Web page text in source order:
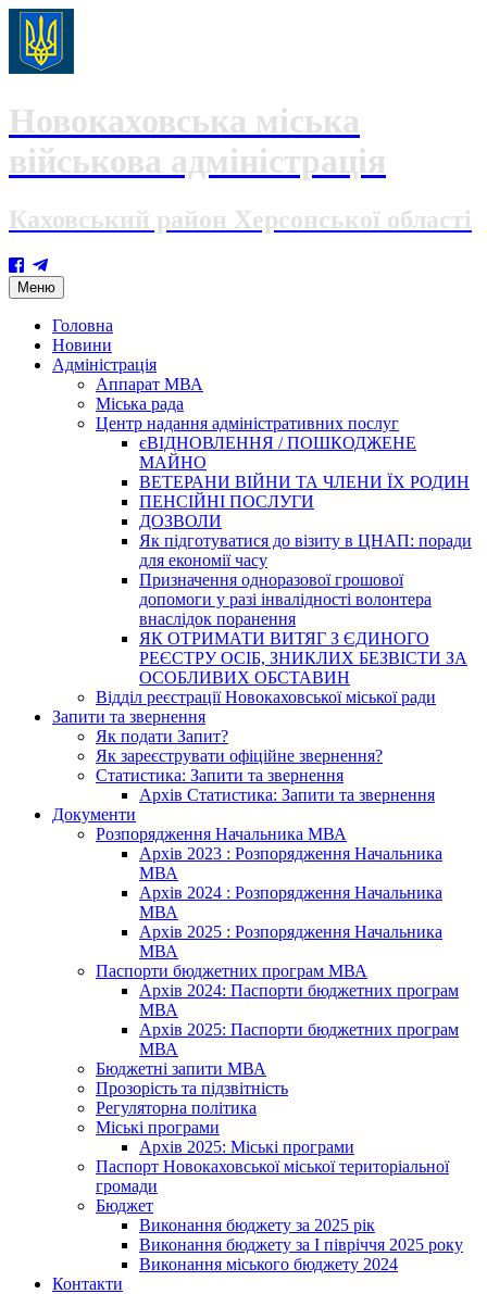
Новокаховська міська
військова адміністрація
Каховський район Херсонської області
Меню Skip
to
content
Головна
Новини
Адміністрація
Аппарат МВА
Міська рада
Центр надання адміністративних послуг
єВІДНОВЛЕННЯ / ПОШКОДЖЕНЕ
МАЙНО
ВЕТЕРАНИ ВІЙНИ ТА ЧЛЕНИ ЇХ РОДИН
ПЕНСІЙНІ ПОСЛУГИ
ДОЗВОЛИ
Як підготуватися до візиту в ЦНАП: поради
для економії часу
Призначення одноразової грошової
допомоги у разі інвалідності волонтера
внаслідок поранення
ЯК ОТРИМАТИ ВИТЯГ З ЄДИНОГО
РЕЄСТРУ ОСІБ, ЗНИКЛИХ БЕЗВІСТИ ЗА
ОСОБЛИВИХ ОБСТАВИН
Відділ реєстрації Новокаховської міської ради
Запити та звернення
Як подати Запит?
Як зареєструвати офіційне звернення?
Статистика: Запити та звернення
Архів Статистика: Запити та звернення
Документи
Розпорядження Начальника МВА
Архів 2023 : Розпорядження Начальника
МВА
Архів 2024 : Розпорядження Начальника
МВА
Архів 2025 : Розпорядження Начальника
МВА
Паспорти бюджетних програм МВА
Архів 2024: Паспорти бюджетних програм
МВА
Архів 2025: Паспорти бюджетних програм
МВА
Бюджетні запити МВА
Прозорість та підзвітність
Регуляторна політика
Міські програми
Архів 2025: Міські програми
Паспорт Новокаховської міської територіальної
громади
Бюджет
Виконання бюджету за 2025 рік
Виконання бюджету за І півріччя 2025 року
Виконання міського бюджету 2024
Контакти